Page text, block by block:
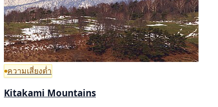
ความเสี่ยงต่ำ
Kitakami Mountains